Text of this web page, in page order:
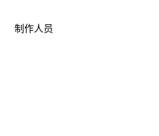
制作人员